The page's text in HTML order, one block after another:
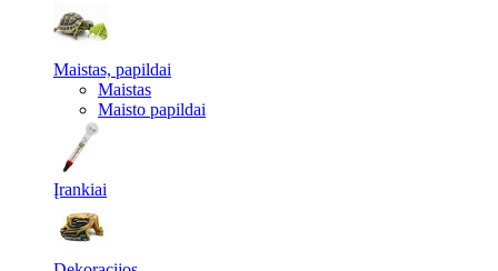
Maistas, papildai
Maistas
Maisto papildai
Įrankiai